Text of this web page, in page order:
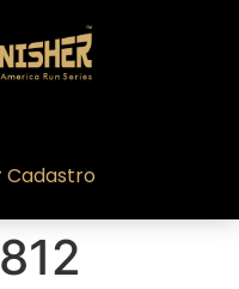
Cadastro